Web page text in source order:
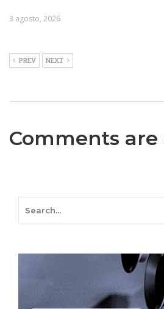
3 agosto, 2026
PREV NEXT
Comments are